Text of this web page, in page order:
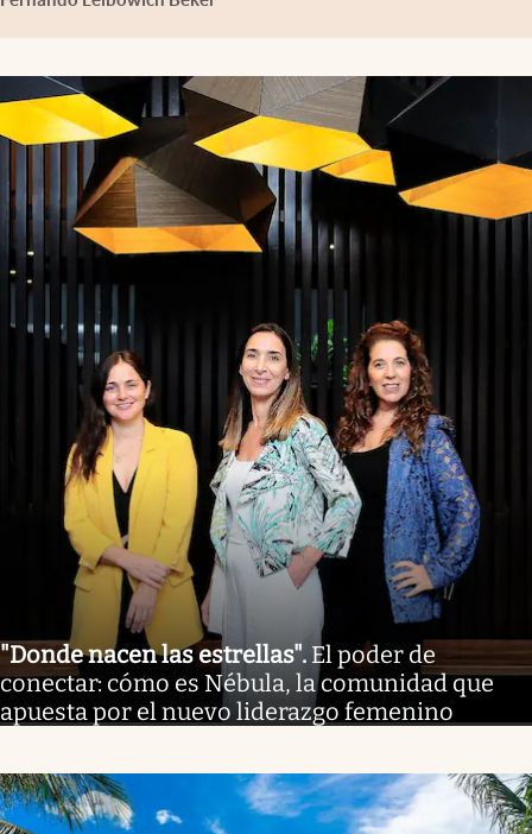
"Donde nacen las estrellas". El poder de
conectar: cómo es Nébula, la comunidad que
apuesta por el nuevo liderazgo femenino